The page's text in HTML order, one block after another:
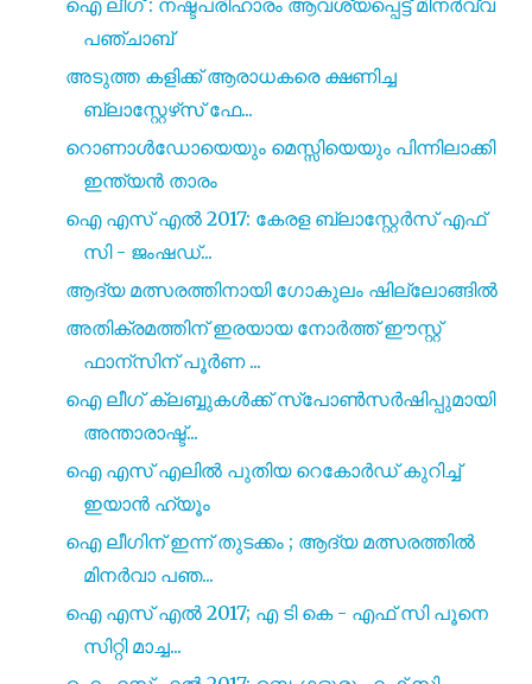
പഞ്ചാബ്
അടുത്ത കളിക്ക് ആരാധകരെ ക്ഷണിച്ച
ബ്ലാസ്റ്റേഴ്‌സ് ഫേ...
റൊണാൾഡോയെയും മെസ്സിയെയും പിന്നിലാക്കി
ഇന്ത്യൻ താരം
ഐ എസ്‌ എൽ 2017: കേരള ബ്ലാസ്റ്റേർസ് എഫ്
സി - ജംഷഡ്‌...
ആദ്യ മത്സരത്തിനായി ഗോകുലം ഷില്ലോങ്ങിൽ
അതിക്രമത്തിന് ഇരയായ നോർത്ത് ഈസ്റ്റ്
ഫാന്സിന് പൂർണ ...
ഐ ലീഗ് ക്ലബ്ബുകൾക്ക് സ്പോൺസർഷിപ്പുമായി
അന്താരാഷ്ട്...
ഐ എസ് എലിൽ പുതിയ റെകോർഡ് കുറിച്ച്
ഇയാൻ ഹ്യൂം
ഐ ലീഗിന് ഇന്ന് തുടക്കം ; ആദ്യ മത്സരത്തിൽ
മിനർവാ പഞ...
ഐ എസ്‌ എൽ 2017; എ ടി കെ - എഫ് സി പൂനെ
സിറ്റി മാച്ച...